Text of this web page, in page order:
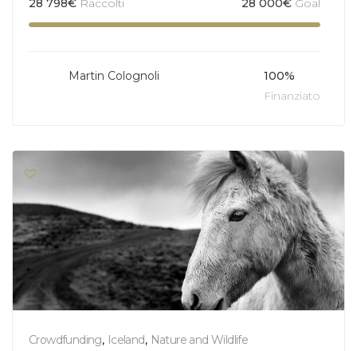
28 798€ Raccolti 28 000€ Goal
Martin Colognoli
100%
Finanziato
Crowdfunding, Iceland, Nature and Wildlife